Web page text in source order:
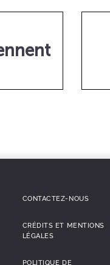
CONTACTEZ-NOUS
CRÉDITS ET MENTIONS
LÉGALES
POLITIQUE DE